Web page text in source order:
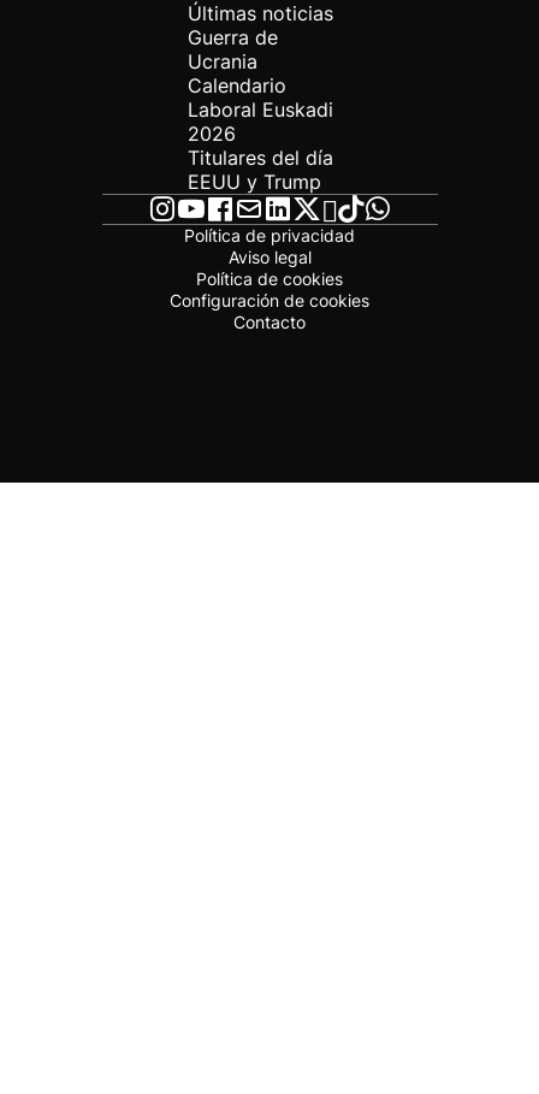
Últimas noticias
Guerra de
Ucrania
Calendario
Laboral Euskadi
2026
Titulares del día
EEUU y Trump
Política de privacidad
Aviso legal
Política de cookies
Configuración de cookies
Contacto